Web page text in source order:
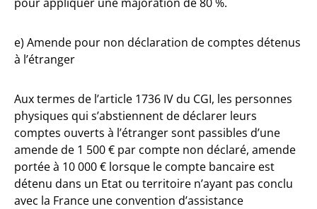
e) Amende pour non déclaration de comptes détenus
à l’étranger
Aux termes de l’article 1736 IV du CGI, les personnes
physiques qui s’abstiennent de déclarer leurs
comptes ouverts à l’étranger sont passibles d’une
amende de 1 500 € par compte non déclaré, amende
portée à 10 000 € lorsque le compte bancaire est
détenu dans un Etat ou territoire n’ayant pas conclu
avec la France une convention d’assistance